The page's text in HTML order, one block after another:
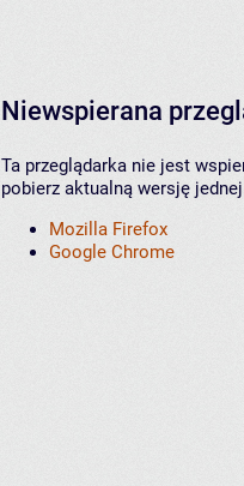
Niewspierana
Ta przeglądarka nie jest
pobierz aktualną wersję
Mozilla Firefox
Google Chrome